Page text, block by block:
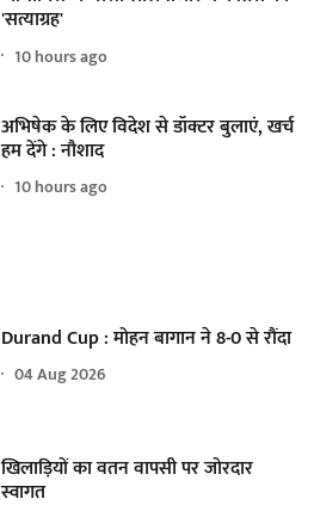
'सत्याग्रह'
10 hours ago
अभिषेक के लिए विदेश से डॉक्टर बुलाएं, खर्च
हम देंगे : नौशाद
10 hours ago
Durand Cup : मोहन बागान ने 8-0 से रौंदा
04 Aug 2026
खिलाड़ियों का वतन वापसी पर जोरदार
स्वागत